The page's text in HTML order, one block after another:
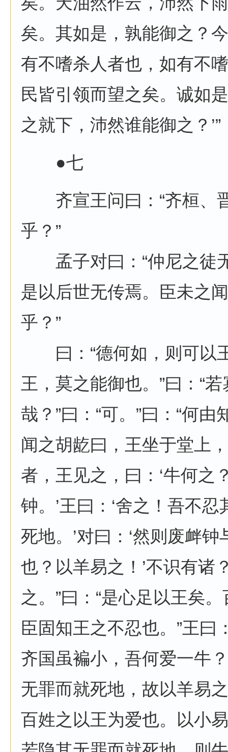
矣。其如是，孰能御之？
有不嗜杀人者也，如有不
民皆引领而望之矣。诚如
之就下，沛然谁能御之？’”
●七
齐宣王问曰：“齐桓、
乎？”
孟子对曰：“仲尼之徒
是以后世无传焉。臣未之
乎？”
曰：“德何如，则可以王
王，莫之能御也。”曰：“
哉？”曰：“可。”曰：“何由
闻之胡龁曰，王坐于堂上
者，王见之，曰：‘牛何之
钟。’王曰：‘舍之！吾不
死地。’对曰：‘然则废衅钟
也？以羊易之！’不识有诸
之。”曰：“是心足以王矣
臣固知王之不忍也。”王曰
齐国虽褊小，吾何爱一牛
无罪而就死地，故以羊易
百姓之以王为爱也。以小